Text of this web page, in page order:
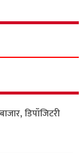
डिपॉजिटरी